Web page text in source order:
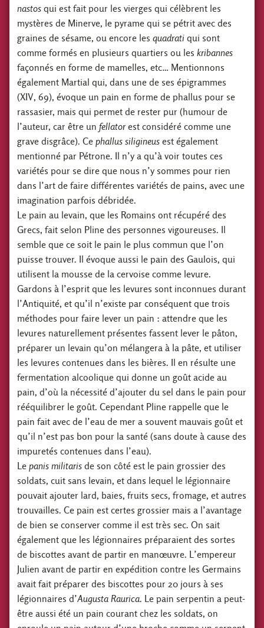
nastos qui est fait pour les vierges qui célèbrent les
mystères de Minerve, le pyrame qui se pétrit avec des
graines de sésame, ou encore lesquadrati qui sont
comme formés en plusieurs quartiers ou leskribannes
façonnés en forme de mamelles, etc… Mentionnons
également Martial qui, dans une de ses épigrammes
(XIV, 69), évoque un pain en forme de phallus pour se
rassasier, mais qui permet de rester pur (humour de
l’auteur, car être unfellatorest considéré comme une
grave disgrâce). Ce phallus siligineus est également
mentionné par Pétrone. Il n’y a qu’à voir toutes ces
variétés pour se dire que nous n’y sommes pour rien
dans l’art de faire différentes variétés de pains, avec une
imagination parfois débridée.
Le pain au levain, que les Romains ont récupéré des
Grecs, fait selon Pline des personnes vigoureuses. Il
semble que ce soit le pain le plus commun que l’on
puisse trouver. Il évoque aussi le pain des Gaulois, qui
utilisent la mousse de la cervoise comme levure.
Gardons à l’esprit que les levures sont inconnues durant
l’Antiquité, et qu’il n’existe par conséquent que trois
méthodes pour faire lever un pain : attendre que les
levures naturellement présentes fassent lever le pâton,
préparer un levain qu’on mélangera à la pâte, et utiliser
les levures contenues dans les bières. Il en résulte une
fermentation alcoolique qui donne un goût acide au
pain, d’où la nécessité d’ajouter du sel dans le pain pour
rééquilibrer le goût. Cependant Pline rappelle que le
pain fait avec de l’eau de mer a souvent mauvais goût et
qu’il n’est pas bon pour la santé (sans doute à cause des
impuretés contenues dans l’eau).
Le panis militaris de son côté est le pain grossier des
soldats, cuit sans levain, et dans lequel le légionnaire
pouvait ajouter lard, baies, fruits secs, fromage, et autres
trouvailles. Ce pain est certes grossier mais a l’avantage
de bien se conserver comme il est très sec. On sait
également que les légionnaires préparaient des sortes
de biscottes avant de partir en manœuvre. L’empereur
Julien avant de partir en expédition contre les Germains
avait fait préparer des biscottes pour 20 jours à ses
légionnaires d’Augusta Raurica. Le pain serpentin a peut-
être aussi été un pain courant chez les soldats, on